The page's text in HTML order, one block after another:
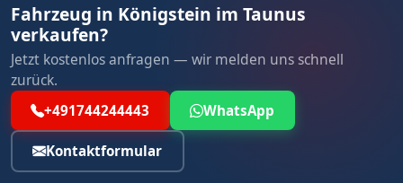
Fahrzeug in Königstein im Taunus
verkaufen?
Jetzt kostenlos anfragen — wir melden uns schnell
zurück.
+491744244443 WhatsApp
Kontaktformular